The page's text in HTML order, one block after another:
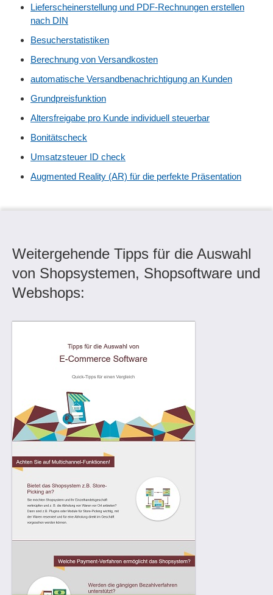
Lieferscheinerstellung und PDF-Rechnungen erstellen
nach DIN
Besucherstatistiken
Berechnung von Versandkosten
automatische Versandbenachrichtigung an Kunden
Grundpreisfunktion
Altersfreigabe pro Kunde individuell steuerbar
Bonitätscheck
Umsatzsteuer ID check
Augmented Reality (AR) für die perfekte Präsentation
Weitergehende Tipps für die Auswahl
von Shopsystemen, Shopsoftware und
Webshops: